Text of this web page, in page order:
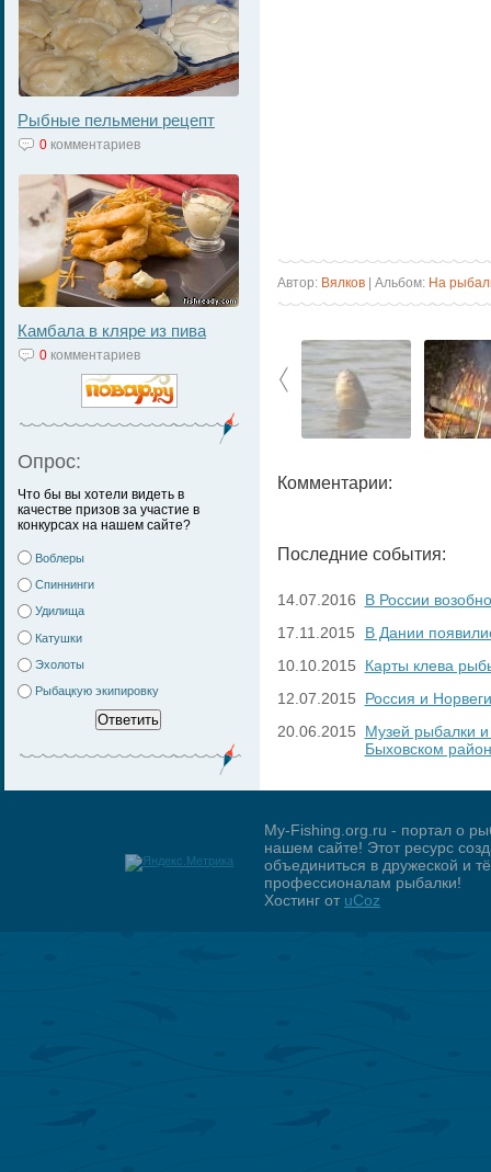
Рыбные пельмени рецепт
0 комментариев
Камбала в кляре из пива
0 комментариев
Опрос:
Что бы вы хотели видеть в
качестве призов за участие в
конкурсах на нашем сайте?
Воблеры
Спиннинги
Удилища
Катушки
Эхолоты
Рыбацкую экипировку
Автор: Вялков| Альбом: На
Комментарии:
Последние события:
14.07.2016
В России
17.11.2015
В Дании
10.10.2015
Карты клева
12.07.2015
Россия и
20.06.2015
Музей рыбалки
Быховском
My-Fishing.org.ru - портал о
нашем сайте! Этот ресурс
объединиться в дружеской и
профессионалам рыбалки!
Хостинг от uCoz